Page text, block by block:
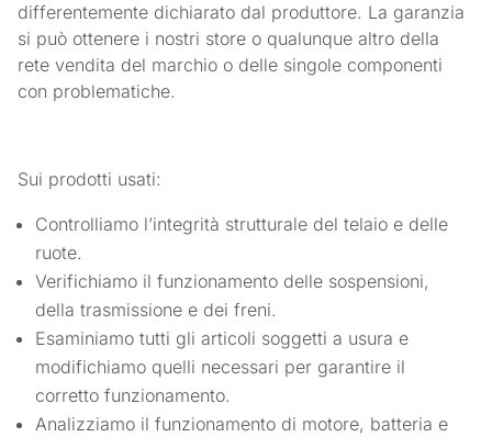
differentemente dichiarato dal produttore. La garanzia
si può ottenere i nostri store o qualunque altro della
rete vendita del marchio o delle singole componenti
con problematiche.
Sui prodotti usati:
Controlliamo l’integrità strutturale del telaio e delle
ruote.
Verifichiamo il funzionamento delle sospensioni,
della trasmissione e dei freni.
Esaminiamo tutti gli articoli soggetti a usura e
modifichiamo quelli necessari per garantire il
corretto funzionamento.
Analizziamo il funzionamento di motore, batteria e